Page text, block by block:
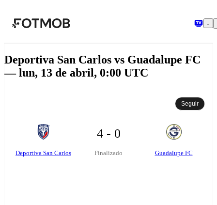
Deportiva San Carlos vs Guadalupe FC
— lun, 13 de abril, 0:00 UTC
Seguir
Deportiva San Carlos
4 - 0
Finalizado Guadalupe FC